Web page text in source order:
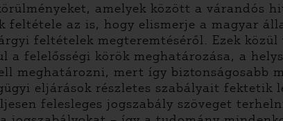
amelyek között a várandós
az is, hogy elismerje a magyar
feltételek megteremtéséről. Ezek közül
a felelősségi körök meghatározása, a
meghatározni, mert így biztonságosabb
eljárások részletes szabályait fektetik
felesleges jogszabály szöveget